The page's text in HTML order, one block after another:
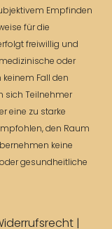
Empfinden
für die
freiwillig und
oder
Fall den
sich Teilnehmer
eine zu starke
den Raum
keine
gesundheitliche
|